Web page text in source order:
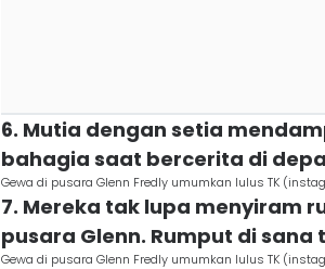
6. Mutia dengan setia
bahagia saat bercerita di
Gewa di pusara Glenn Fredly umumkan lulus TK
7. Mereka tak lupa menyiram
pusara Glenn. Rumput di
Gewa di pusara Glenn Fredly umumkan lulus TK